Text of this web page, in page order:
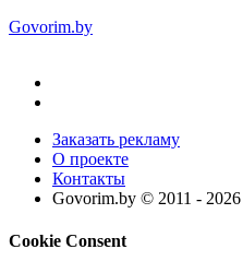
Govorim.by
Заказать рекламу
О проекте
Контакты
Govorim.by © 2011 - 2026
Cookie Consent